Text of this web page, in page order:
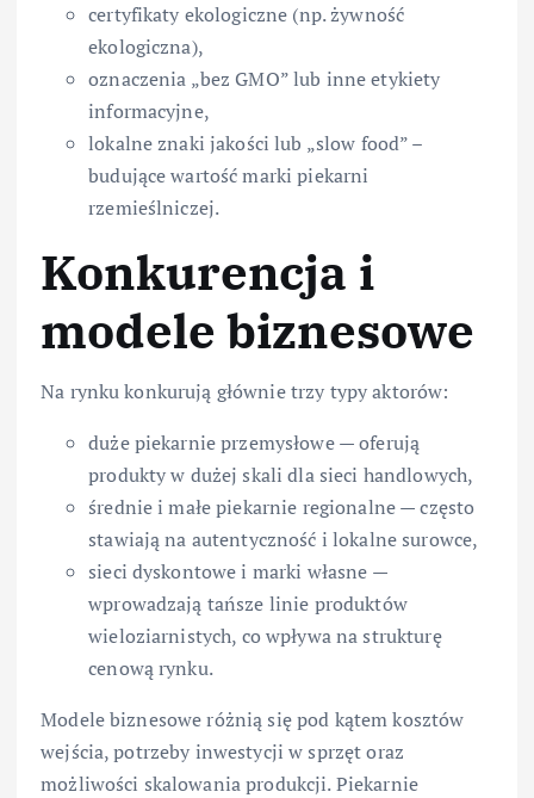
certyfikaty ekologiczne (np. żywność
ekologiczna),
oznaczenia „bez GMO” lub inne etykiety
informacyjne,
lokalne znaki jakości lub „slow food” –
budujące wartość marki piekarni
rzemieślniczej.
Konkurencja i
modele biznesowe
Na rynku konkurują głównie trzy typy aktorów:
duże piekarnie przemysłowe — oferują
produkty w dużej skali dla sieci handlowych,
średnie i małe piekarnie regionalne — często
stawiają na autentyczność i lokalne surowce,
sieci dyskontowe i marki własne —
wprowadzają tańsze linie produktów
wieloziarnistych, co wpływa na strukturę
cenową rynku.
Modele biznesowe różnią się pod kątem kosztów
wejścia, potrzeby inwestycji w sprzęt oraz
możliwości skalowania produkcji. Piekarnie